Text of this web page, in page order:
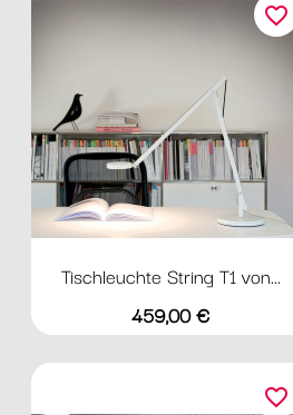
Tischleuchte String T1 von...
Preis
459,00 €
favorite_border
favorite_border